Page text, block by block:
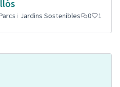
i Jardins Sostenibles 0 1